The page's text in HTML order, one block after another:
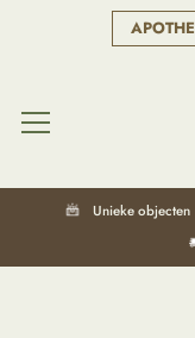
Unieke objecten